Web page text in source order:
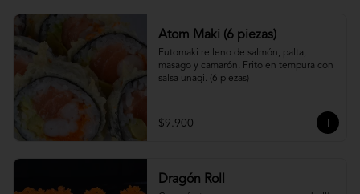
Atom Maki (6 piezas)
Futomaki relleno de salmón, palta,
masago y camarón. Frito en tempura con
salsa unagi. (6 piezas)
$9.900
Dragón Roll